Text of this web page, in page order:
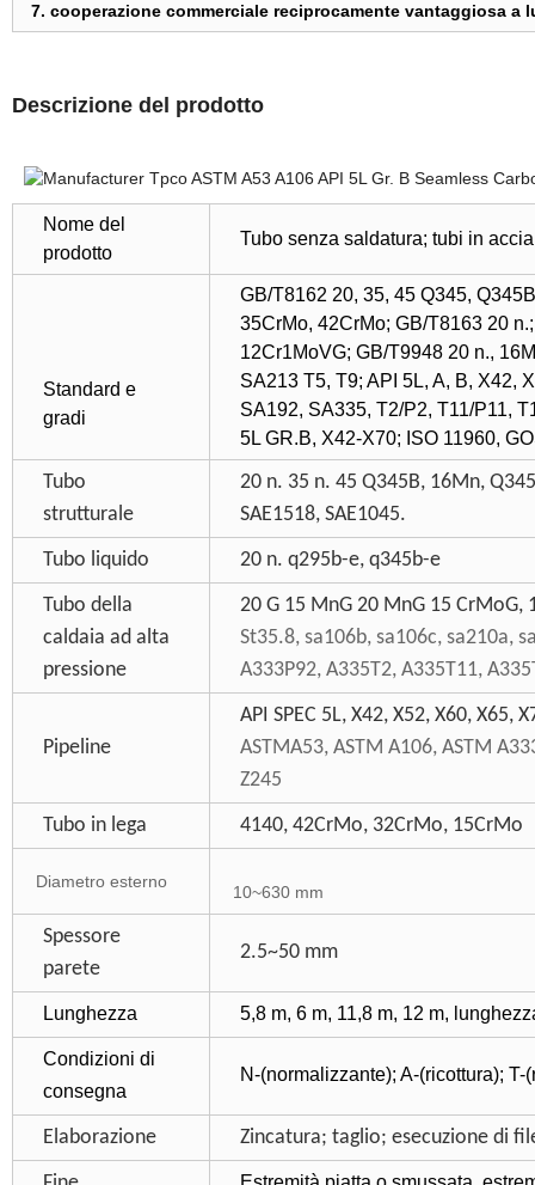
7. cooperazione commerciale reciprocamente vantaggiosa a
Descrizione del prodotto
Nome del
prodotto
Tubo senza saldatura; tubi in
Standard e
gradi
GB/T8162 20, 35, 45 Q345,
35CrMo, 42CrMo; GB/T8163 20
12Cr1MoVG; GB/T9948 20 n.,
SA213 T5, T9; API 5L, A, B, X42,
SA192, SA335, T2/P2, T11/P11,
5L GR.B, X42-X70; ISO 11960,
Tubo
strutturale
20 n. 35 n. 45 Q345B, 16Mn,
SAE1518, SAE1045.
Tubo liquido
20 n. q295b-e, q345b-e
Tubo della
caldaia ad alta
pressione
20 G 15 MnG 20 MnG 15 CrMoG,
St35.8, sa106b, sa106c, sa210a,
A333P92, A335T2, A335T11,
Pipeline
API SPEC 5L, X42, X52, X60, X65,
ASTMA53, ASTM A106, ASTM
Z245
Tubo in lega
4140, 42CrMo, 32CrMo, 15CrMo
Diametro esterno
10~630 mm
Spessore
parete
2.5~50 mm
Lunghezza 5,8 m, 6 m, 11,8 m, 12 m,
Condizioni di
consegna
N-(normalizzante); A-(ricottura);
Elaborazione
Zincatura; taglio; esecuzione di